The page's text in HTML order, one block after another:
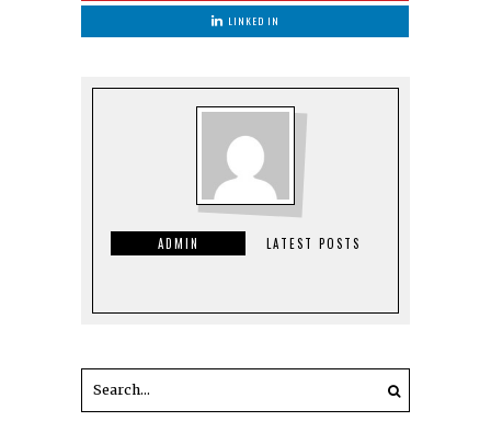
LINKED IN
ADMIN LATEST POSTS